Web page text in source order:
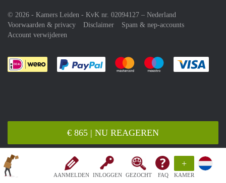
AANMELDEN INLOGGEN GEZOCHT FAQ
+
KAMER
€ 865 | NU REAGEREN
© 2026 - Kamers Leiden - KvK nr. 02094127 – Nederland
Voorwaarden & privacy
Disclaimer
Spam & nep-accounts
Account verwijderen
Je rekent gemakkelijk af met Paypal
Je rekent gemakkelijk af met
Je rekent